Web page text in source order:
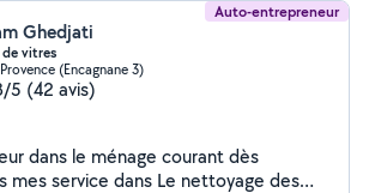
Auto-entrepreneur
Ghedjati
de vitres
(Encagnane 3)
5 (42 avis)
dans le ménage courant dès
dans Le nettoyage des